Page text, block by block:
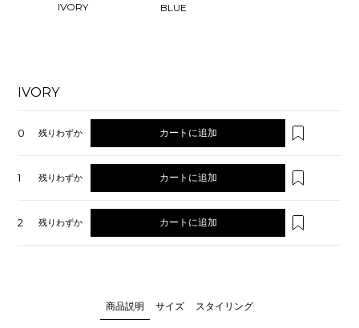
IVORY BLUE
IVORY
0 残りわずか カートに追加
1 残りわずか カートに追加
2 残りわずか カートに追加
商品説明 サイズ スタイリング